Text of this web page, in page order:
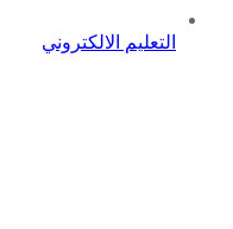
التعليم الالكتروني